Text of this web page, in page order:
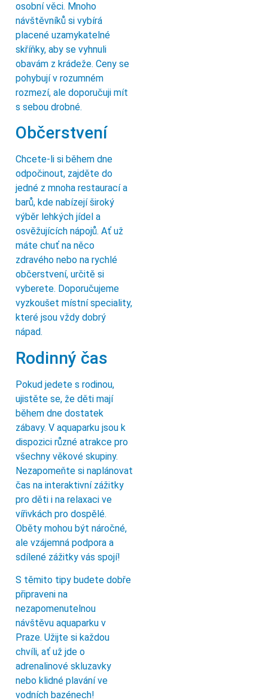
osobní věci. Mnoho
návštěvníků si vybírá
placené uzamykatelné
skříňky, aby se vyhnuli
obavám z krádeže. Ceny se
pohybují v rozumném
rozmezí, ale doporučuji mít
s sebou drobné.
Občerstvení
Chcete-li si během dne
odpočinout, zajděte do
jedné z mnoha restaurací a
barů, kde nabízejí široký
výběr lehkých jídel a
osvěžujících nápojů. Ať už
máte chuť na něco
zdravého nebo na rychlé
občerstvení, určitě si
vyberete. Doporučujeme
vyzkoušet místní speciality,
které jsou vždy dobrý
nápad.
Rodinný čas
Pokud jedete s rodinou,
ujistěte se, že děti mají
během dne dostatek
zábavy. V aquaparku jsou k
dispozici různé atrakce pro
všechny věkové skupiny.
Nezapomeňte si naplánovat
čas na interaktivní zážitky
pro děti i na relaxaci ve
vířivkách pro dospělé.
Oběty mohou být náročné,
ale vzájemná podpora a
sdílené zážitky vás spojí!
S těmito tipy budete dobře
připraveni na
nezapomenutelnou
návštěvu aquaparku v
Praze. Užijte si každou
chvíli, ať už jde o
adrenalinové skluzavky
nebo klidné plavání ve
vodních bazénech!